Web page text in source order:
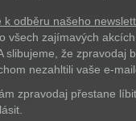
k odběru našeho
všech zajímavých
slibujeme, že zpravodaj
nezahltili vaše e-
zpravodaj přestane